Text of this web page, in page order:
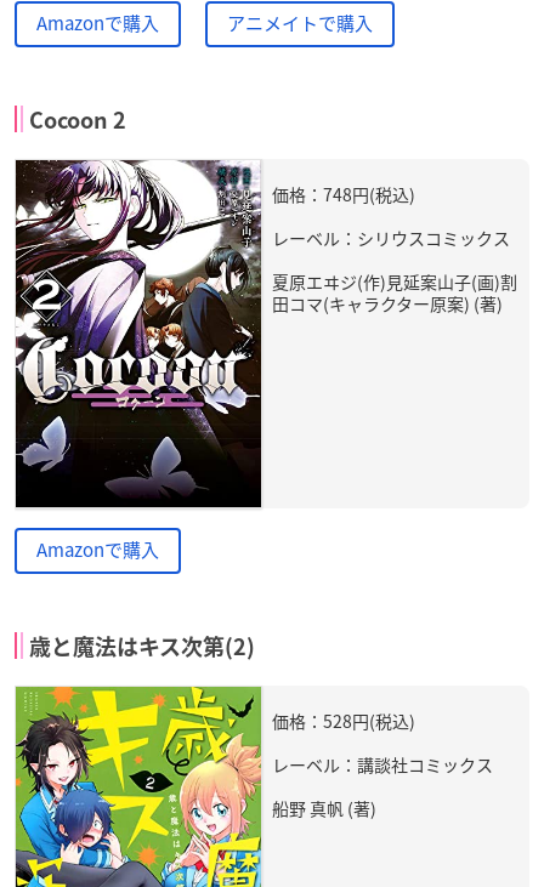
Amazonで購入 アニメイトで購入
Cocoon 2
価格：748円(税込)
レーベル：シリウスコミックス
夏原エヰジ(作)見延案山子(画)割
田コマ(キャラクター原案) (著)
Amazonで購入
歳と魔法はキス次第(2)
価格：528円(税込)
レーベル：講談社コミックス
船野 真帆 (著)